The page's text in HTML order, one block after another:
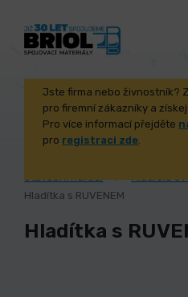
Jste firma nebo živnostník?
pro firemní zákazníky a
Pro více informací přejděte
pro registraci zde.
Stavební nářadí
Hladítka s
Hladítka s RUVENEM
Hladítka s